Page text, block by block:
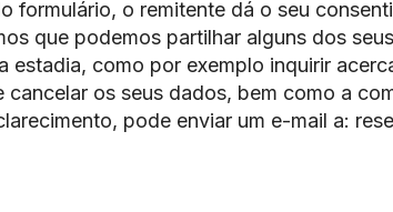
formulário, o remitente dá o seu
que podemos partilhar alguns dos
como por exemplo inquirir
os seus dados, bem como a
pode enviar um e-mail a: